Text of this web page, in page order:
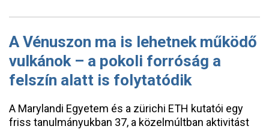
A Vénuszon ma is lehetnek működő
vulkánok – a pokoli forróság a
felszín alatt is folytatódik
A Marylandi Egyetem és a zürichi ETH kutatói egy
friss tanulmányukban 37, a közelmúltban aktivitást